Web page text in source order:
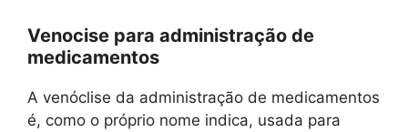
Venocise para administração de
medicamentos
A venóclise da administração de medicamentos
é, como o próprio nome indica, usada para